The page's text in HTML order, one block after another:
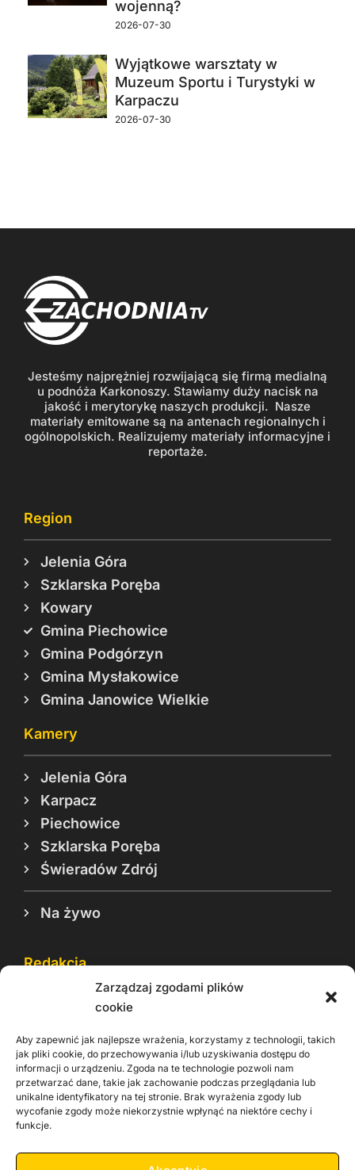
Zarządzaj zgodami plików
cookie
Aby zapewnić jak najlepsze wrażenia, korzystamy z technologii, takich
jak pliki cookie, do przechowywania i/lub uzyskiwania dostępu do
informacji o urządzeniu. Zgoda na te technologie pozwoli nam
przetwarzać dane, takie jak zachowanie podczas przeglądania lub
unikalne identyfikatory na tej stronie. Brak wyrażenia zgody lub
wycofanie zgody może niekorzystnie wpłynąć na niektóre cechy i
funkcje.
wojenną?
2026-07-30
Wyjątkowe warsztaty w
Muzeum Sportu i Turystyki w
Karpaczu
2026-07-30
Jesteśmy najprężniej rozwijającą się firmą medialną
u podnóża Karkonoszy. Stawiamy duży nacisk na
jakość i merytorykę naszych produkcji. Nasze
materiały emitowane są na antenach regionalnych i
ogólnopolskich. Realizujemy materiały informacyjne i
reportaże.
Region
Jelenia Góra
Szklarska Poręba
Kowary
Gmina Piechowice
Gmina Podgórzyn
Gmina Mysłakowice
Gmina Janowice Wielkie
Kamery
Jelenia Góra
Karpacz
Piechowice
Szklarska Poręba
Świeradów Zdrój
Na żywo
Redakcja
Reklama
Rodo
Kontakt
Informacje dla